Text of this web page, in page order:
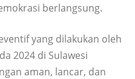
berlangsung.
yang dilakukan oleh
2024 di Sulawesi
aman, lancar, dan